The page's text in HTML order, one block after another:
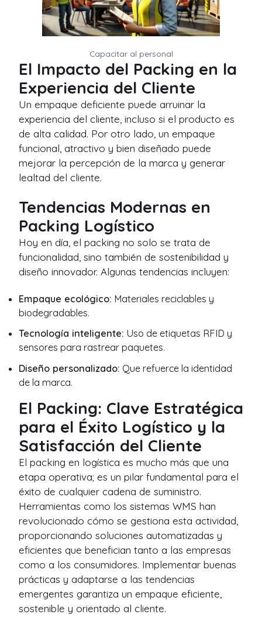
Capacitar al personal
El Impacto del Packing en la
Experiencia del Cliente
Un empaque deficiente puede arruinar la
experiencia del cliente, incluso si el producto es
de alta calidad. Por otro lado, un empaque
funcional, atractivo y bien diseñado puede
mejorar la percepción de la marca y generar
lealtad del cliente.
Tendencias Modernas en
Packing Logístico
Hoy en día, el packing no solo se trata de
funcionalidad, sino también de sostenibilidad y
diseño innovador. Algunas tendencias incluyen:
Empaque ecológico: Materiales reciclables y
biodegradables.
Tecnología inteligente: Uso de etiquetas RFID y
sensores para rastrear paquetes.
Diseño personalizado: Que refuerce la identidad
de la marca.
El Packing: Clave Estratégica
para el Éxito Logístico y la
Satisfacción del Cliente
El packing en logística es mucho más que una
etapa operativa; es un pilar fundamental para el
éxito de cualquier cadena de suministro.
Herramientas como los sistemas WMS han
revolucionado cómo se gestiona esta actividad,
proporcionando soluciones automatizadas y
eficientes que benefician tanto a las empresas
como a los consumidores. Implementar buenas
prácticas y adaptarse a las tendencias
emergentes garantiza un empaque eficiente,
sostenible y orientado al cliente.